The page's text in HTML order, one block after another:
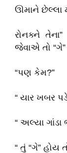
ઊમાને છેલ્લા
રોનક્ને
જેવાએ તો
“પણ કેમ?”
“ યાર ખબર
“ અલ્યા
“ તું “ગે” હોય